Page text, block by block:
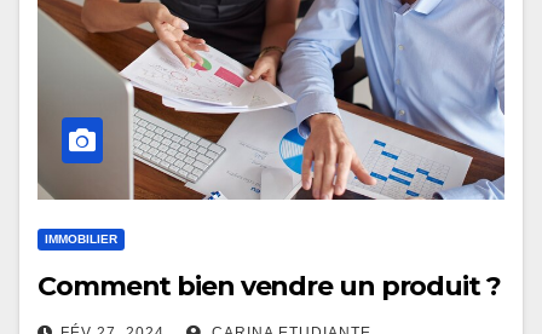
IMMOBILIER
Comment bien vendre un produit ?